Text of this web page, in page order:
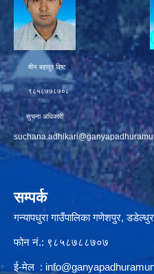
मीन बहादुर विष्ट चक्र
९८५८७७८७०८
सुचना अधिकारी
सम्पर्क
गन्यापधुरा गाउँपालिका गणेशपुर,
फोन नं.: ९८५८७८८७०७
ई-मेल :